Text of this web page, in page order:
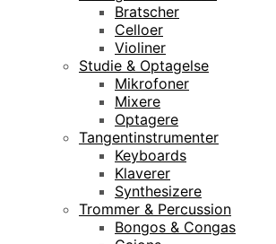
Bratscher
Celloer
Violiner
Studie & Optagelse
Mikrofoner
Mixere
Optagere
Tangentinstrumenter
Keyboards
Klaverer
Synthesizere
Trommer & Percussion
Bongos & Congas